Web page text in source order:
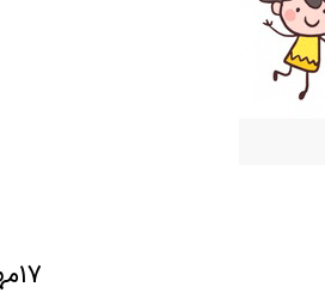
۱۷مهر روز جهانی پست